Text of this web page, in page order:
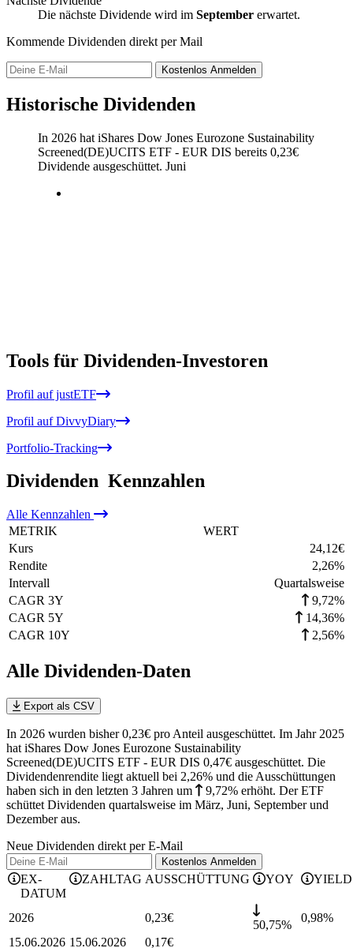
Die nächste Dividende wird im September erwartet.
Kommende Dividenden direkt per Mail
Kostenlos Anmelden
Historische Dividenden
In 2026 hat iShares Dow Jones Eurozone Sustainability
Screened(DE)UCITS ETF - EUR DIS bereits 0,23€
Dividende ausgeschüttet. Juni
Tools für Dividenden-Investoren
Profil auf justETF
Profil auf DivvyDiary
Portfolio-Tracking
Dividenden Kennzahlen
Alle Kennzahlen
METRIK
WERT
Kurs
24,12€
Rendite
2,26%
Intervall
Quartalsweise
CAGR 3Y
9,72%
CAGR 5Y
14,36%
CAGR 10Y
2,56%
Alle Dividenden-Daten
Export als CSV
In 2026 wurden bisher 0,23€ pro Anteil ausgeschüttet. Im Jahr 2025
hat iShares Dow Jones Eurozone Sustainability
Screened(DE)UCITS ETF - EUR DIS 0,47€ ausgeschüttet. Die
Dividendenrendite liegt aktuell bei 2,26% und die Ausschüttungen
haben sich in den letzten 3 Jahren um 9,72% erhöht. Der ETF
schüttet Dividenden quartalsweise im März, Juni, September und
Dezember aus.
Neue Dividenden direkt per E-Mail
Kostenlos Anmelden
EX-
DATUM
ZAHLTAG AUSSCHÜTTUNG YOY YIELD
2026 0,23€
50,75%
0,98%
15.06.2026 15.06.2026 0,17€